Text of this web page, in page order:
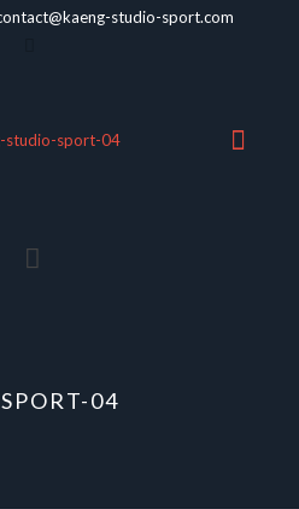
studio-sport.com
04